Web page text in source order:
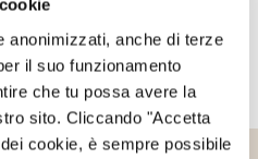
anonimizzati, anche di terze
il suo funzionamento
che tu possa avere la
sito. Cliccando "Accetta
cookie, è sempre possibile